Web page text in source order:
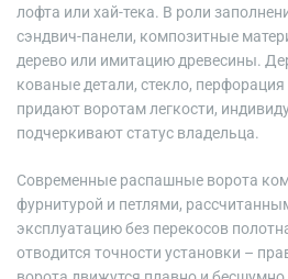
лофта или хай-тека. В роли
сэндвич-панели, композитные
дерево или имитацию древесины.
кованые детали, стекло,
придают воротам легкости,
подчеркивают статус владельца.
Современные распашные ворота
фурнитурой и петлями,
эксплуатацию без перекосов
отводится точности установки –